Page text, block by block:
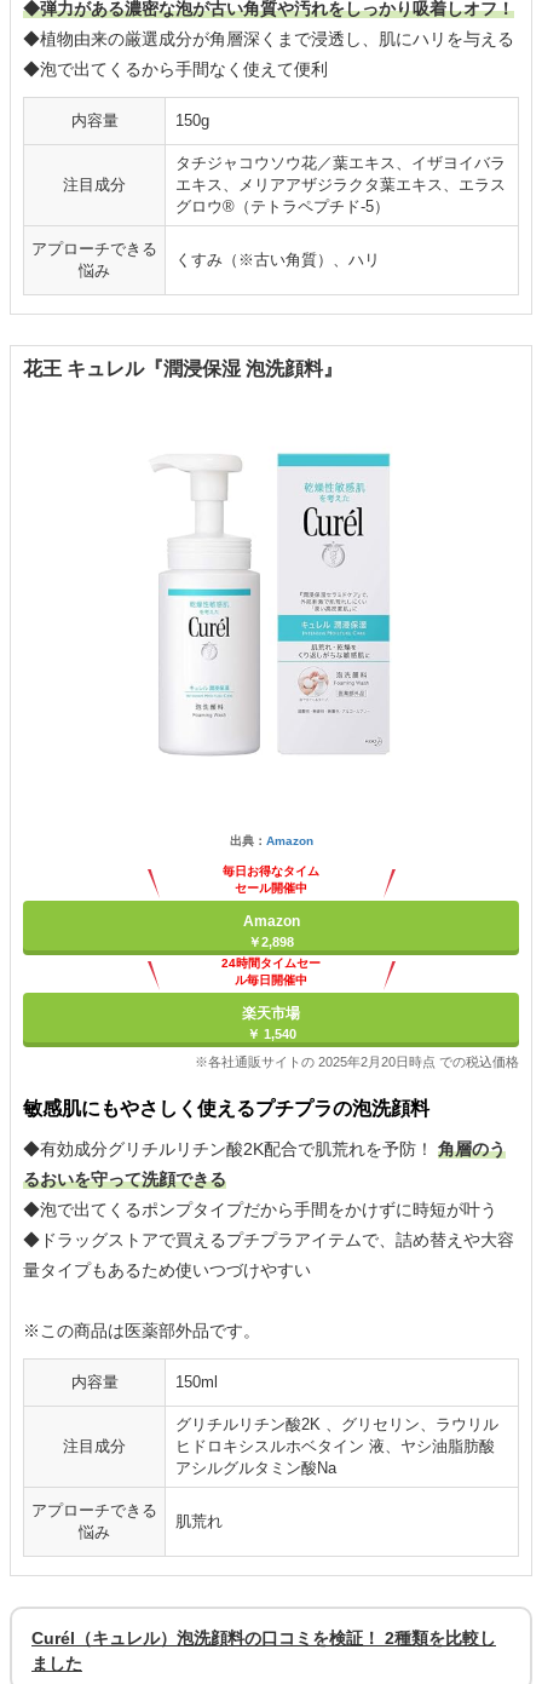
◆弾力がある濃密な泡が古い角質や汚れをしっかり吸着しオフ！
◆植物由来の厳選成分が角層深くまで浸透し、肌にハリを与える
◆泡で出てくるから手間なく使えて便利
内容量 150g
注目成分
タチジャコウソウ花／葉エキス、イザヨイバラ
エキス、メリアアザジラクタ葉エキス、エラス
グロウ®（テトラペプチド-5）
アプローチできる
悩み
くすみ（※古い角質）、ハリ
花王 キュレル『潤浸保湿 泡洗顔料』
出典： Amazon
毎日お得なタイム
セール開催中
Amazon
￥2,898
24時間タイムセー
ル毎日開催中
楽天市場
￥ 1,540
※各社通販サイトの 2025年2月20日時点 での税込価格
敏感肌にもやさしく使えるプチプラの泡洗顔料
◆有効成分グリチルリチン酸2K配合で肌荒れを予防！ 角層のう
るおいを守って洗顔できる
◆泡で出てくるポンプタイプだから手間をかけずに時短が叶う
◆ドラッグストアで買えるプチプラアイテムで、詰め替えや大容
量タイプもあるため使いつづけやすい
※この商品は医薬部外品です。
内容量 150ml
注目成分
グリチルリチン酸2K 、グリセリン、ラウリル
ヒドロキシスルホベタイン 液、ヤシ油脂肪酸
アシルグルタミン酸Na
アプローチできる
悩み
肌荒れ
Curél（キュレル）泡洗顔料の口コミを検証！ 2種類を比較し
ました